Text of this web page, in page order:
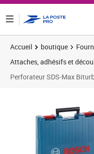
Accueil boutique
Attaches, adhésifs et
Perforateur SDS-Max